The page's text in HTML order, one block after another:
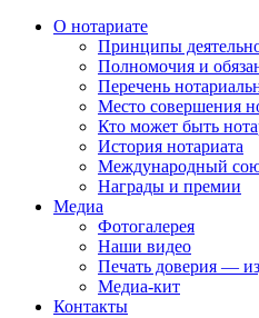
О нотариате
Принципы
Полномочия и
Перечень
Место совершения
Кто может быть
История нотариата
Международный
Награды и премии
Медиа
Фотогалерея
Наши видео
Печать доверия —
Медиа-кит
Контакты